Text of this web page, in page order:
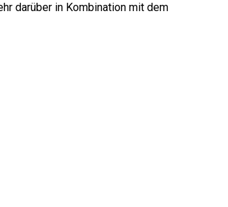
darüber in Kombination mit dem